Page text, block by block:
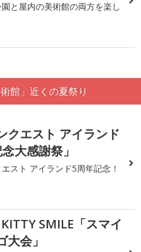
と屋内の美術館の両方を楽し
館」近くの夏祭り
クエスト アイランド
大感謝祭」
エスト アイランド5周年記念！
SMILE「スマイ
大会」